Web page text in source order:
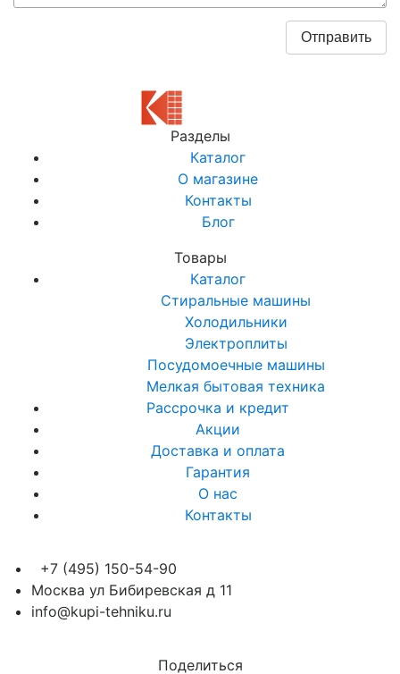
Разделы
Каталог
О магазине
Контакты
Блог
Товары
Каталог
Стиральные машины
Холодильники
Электроплиты
Посудомоечные машины
Мелкая бытовая техника
Рассрочка и кредит
Акции
Доставка и оплата
Гарантия
О нас
Контакты
+7 (495) 150-54-90
Москва ул Бибиревская д 11
info@kupi-tehniku.ru
Поделиться